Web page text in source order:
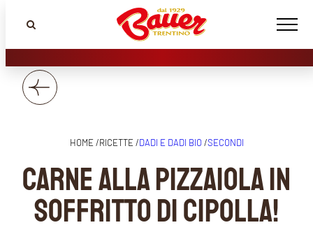
HOME /RICETTE /DADI E DADI BIO/SECONDI
Carne alla pizzaiola in
soffritto di cipolla!